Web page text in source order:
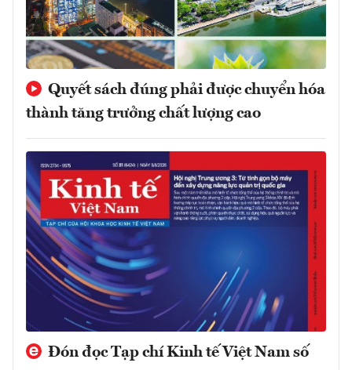
Quyết sách đúng phải được chuyển hóa
thành tăng trưởng chất lượng cao
Đón đọc Tạp chí Kinh tế Việt Nam số